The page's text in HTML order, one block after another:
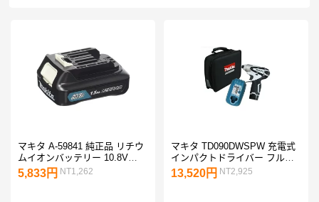
マキタ A-59841 純正品 リチウ
ムイオンバッテリー 10.8V
1.5Ah BL1015 1点
5,833円 NT1,262
マキタ TD090DWSPW 充電式
インパクトドライバー フルセ
ット 白 1セット
13,520円 NT2,925